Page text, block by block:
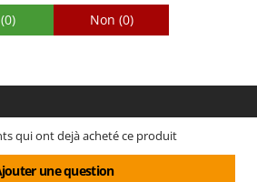
(0) Non (0)
qui ont dejà acheté ce produit
une question